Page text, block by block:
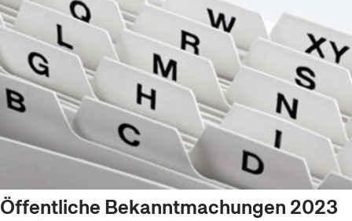
Öffentliche Bekanntmachungen 2023